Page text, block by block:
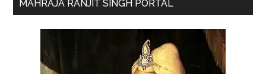
MAHRAJA RANJIT SINGH PORTAL